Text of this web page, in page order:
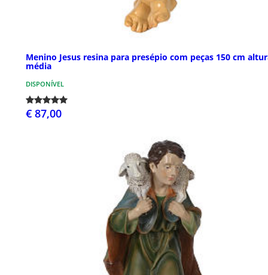
Menino Jesus resina para presépio com peças 150 cm
média
DISPONÍVEL
€ 87,00